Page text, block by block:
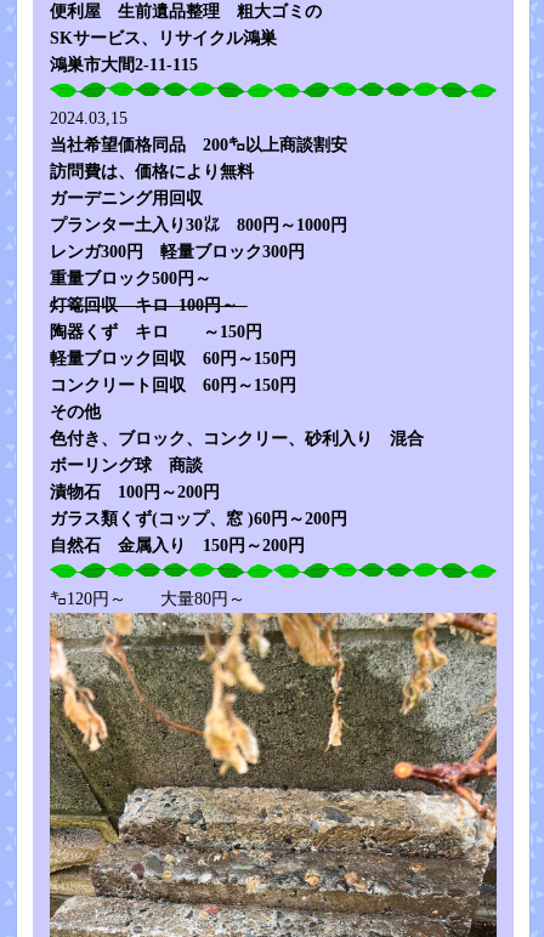
便利屋 生前遺品整理 粗大ゴミの
SKサービス、リサイクル鴻巣
鴻巣市大間2-11-115
2024.03,15
当社希望価格同品 200㌔以上商談割安
訪問費は、価格により無料
ガーデニング用回収
プランター土入り30㍑ 800円～1000円
レンガ300円 軽量ブロック300円
重量ブロック500円～
灯篭回収 キロ 100円～
陶器くず キロ ～150円
軽量ブロック回収 60円～150円
コンクリート回収 60円～150円
その他
色付き、ブロック、コンクリー、砂利入り 混合
ボーリング球 商談
漬物石 100円～200円
ガラス類くず(コップ、窓 )60円～200円
自然石 金属入り 150円～200円
㌔120円～ 大量80円～